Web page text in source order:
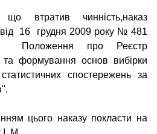
втратив чинність,наказ
від 16 грудня 2009 року № 481
Положення про Реєстр
та формування основ вибірки
спостережень за
цього наказу покласти на